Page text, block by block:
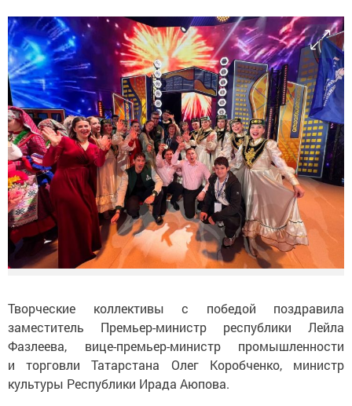
Творческие коллективы с победой поздравила
заместитель Премьер-министр республики Лейла
Фазлеева, вице-премьер-министр промышленности
и торговли Татарстана Олег Коробченко, министр
культуры Республики Ирада Аюпова.